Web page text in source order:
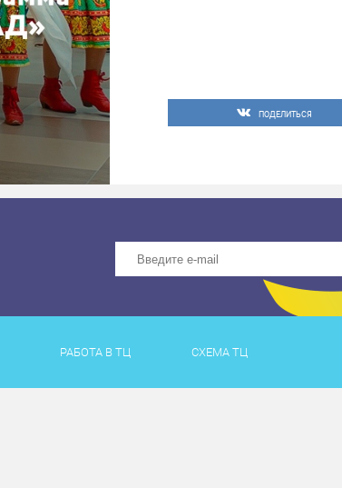
ПОДЕЛИТЬСЯ
РАБОТА В ТЦ СХЕМА ТЦ